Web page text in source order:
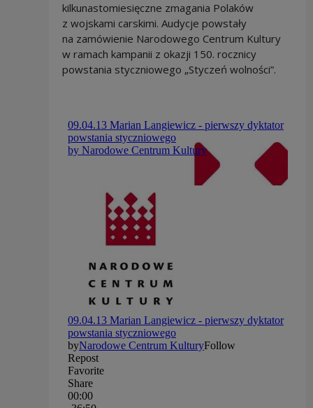
kilkunastomiesięczne zmagania Polaków
z wojskami carskimi. Audycje powstały
na zamówienie Narodowego Centrum Kultury
w ramach kampanii z okazji 150. rocznicy
powstania styczniowego „Styczeń wolności”.